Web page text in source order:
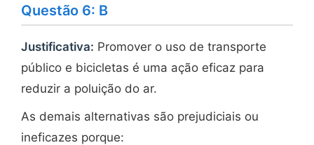
Questão 6: B
Justificativa: Promover o uso de transporte
público e bicicletas é uma ação eficaz para
reduzir a poluição do ar.
As demais alternativas são prejudiciais ou
ineficazes porque: